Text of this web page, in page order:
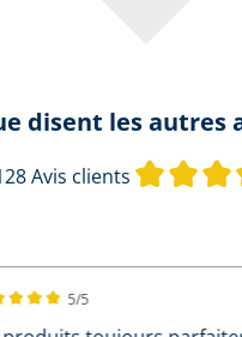
disent les autres
Avis clients
5/5